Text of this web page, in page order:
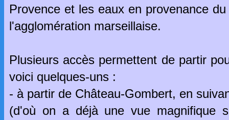
Provence et les eaux en provenance
l'agglomération marseillaise.
Plusieurs accès permettent de partir
voici quelques-uns :
- à partir de Château-Gombert, en
(d'où on a déjà une vue magnifique